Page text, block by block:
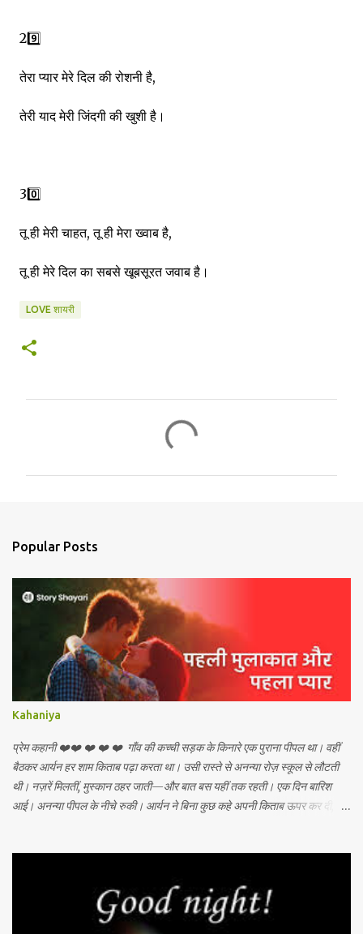
29️⃣
तेरा प्यार मेरे दिल की रोशनी है,
तेरी याद मेरी जिंदगी की खुशी है।
30️⃣
तू ही मेरी चाहत, तू ही मेरा ख्वाब है,
तू ही मेरे दिल का सबसे खूबसूरत जवाब है।
LOVE शायरी
Popular Posts
Kahaniya
प्रेम कहानी ❤️❤️ ❤️ ❤️ ❤️ गाँव की कच्ची सड़क के किनारे एक पुराना पीपल था। वहीं
बैठकर आर्यन हर शाम किताब पढ़ा करता था। उसी रास्ते से अनन्या रोज़ स्कूल से लौटती
थी। नज़रें मिलतीं, मुस्कान ठहर जाती—और बात बस यहीं तक रहती। एक दिन बारिश
आई। अनन्या पीपल के नीचे रुकी। आर्यन ने बिना कुछ कहे अपनी किताब ऊपर कर दी,
पीपल, वही रास्ता—और उसी जगह अनन्या खड़ी थी। समय बदला था, लोग बदले थे, पर
आँखों की भाषा वही थी। आर्यन ने मुस्कुराकर कहा, “मैं देर से आया, पर वादा निभाने।”
अनन्या की आँखों में नमी थी, होंठों पर सुकून। कुछ प्रेम कहानियाँ इंतज़ार से और भी